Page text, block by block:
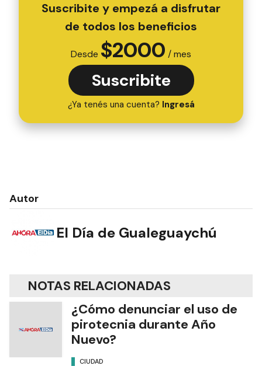
Suscribite y empezá a disfrutar
de todos los beneficios
Desde $2000 / mes
Suscribite
¿Ya tenés una cuenta? Ingresá
Autor
El Día de Gualeguaychú
NOTAS RELACIONADAS
¿Cómo denunciar el uso de
pirotecnia durante Año
Nuevo?
CIUDAD